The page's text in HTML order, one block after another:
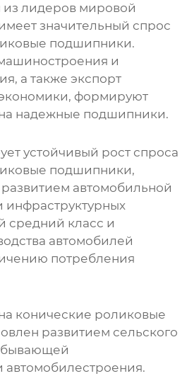
из лидеров мировой
значительный спрос
подшипники.
и
а также экспорт
формируют
надежные подшипники.
устойчивый рост спроса
подшипники,
автомобильной
средний класс и
автомобилей
потребления
конические роликовые
развитием сельского